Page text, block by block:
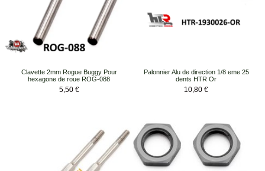
Clavette 2mm Rogue Buggy Pour
hexagone de roue ROG-088
Prix
5,50 €
Palonnier Alu de direction 1/8 eme 25
dents HTR Or
Prix
10,80 €